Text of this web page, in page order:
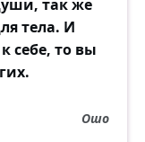
так же
тела. И
себе, то вы
Ошо